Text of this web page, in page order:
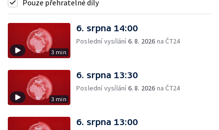
Pouze přehratelné díly
3 min
6. srpna 14:00
Poslední vysílání6. 8. 2026 na ČT24
3 min
6. srpna 13:30
Poslední vysílání6. 8. 2026 na ČT24
6. srpna 13:00